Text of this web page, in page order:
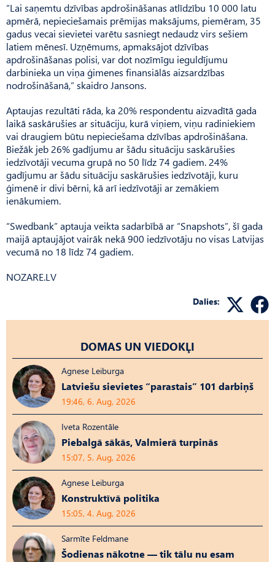
“Lai saņemtu dzīvības apdrošināšanas atlīdzību 10 000 latu
apmērā, nepieciešamais prēmijas maksājums, piemēram, 35
gadus vecai sievietei varētu sasniegt nedaudz virs sešiem
latiem mēnesī. Uzņēmums, apmaksājot dzīvības
apdrošināšanas polisi, var dot nozīmīgu ieguldījumu
darbinieka un viņa ģimenes finansiālās aizsardzības
nodrošināšanā,” skaidro Jansons.
Aptaujas rezultāti rāda, ka 20% respondentu aizvadītā gada
laikā saskārušies ar situāciju, kurā viņiem, viņu radiniekiem
vai draugiem būtu nepieciešama dzīvības apdrošināšana.
Biežāk jeb 26% gadījumu ar šādu situāciju saskārušies
iedzīvotāji vecuma grupā no 50 līdz 74 gadiem. 24%
gadījumu ar šādu situāciju saskārušies iedzīvotāji, kuru
ģimenē ir divi bērni, kā arī iedzīvotāji ar zemākiem
ienākumiem.
“Swedbank” aptauja veikta sadarbībā ar “Snapshots”, šī gada
maijā aptaujājot vairāk nekā 900 iedzīvotāju no visas Latvijas
vecumā no 18 līdz 74 gadiem.
NOZARE.LV
Dalies:
DOMAS UN VIEDOKĻI
Agnese Leiburga
Latviešu sievietes “parastais” 101 darbiņš
19:46, 6. Aug, 2026
Iveta Rozentāle
Piebalgā sākās, Valmierā turpinās
15:07, 5. Aug, 2026
Agnese Leiburga
Konstruktīvā politika
15:05, 4. Aug, 2026
Sarmīte Feldmane
Šodienas nākotne — tik tālu nu esam